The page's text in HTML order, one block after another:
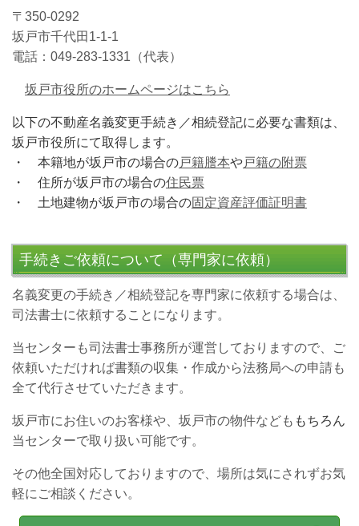
〒350-0292
坂戸市千代田1-1-1
電話：049-283-1331（代表）
坂戸市役所のホームページはこちら
以下の不動産名義変更手続き／相続登記に必要な書類は、
坂戸市役所にて取得します。
・ 本籍地が坂戸市の場合の戸籍謄本や戸籍の附票
・ 住所が坂戸市の場合の住民票
・ 土地建物が坂戸市の場合の固定資産評価証明書
手続きご依頼について（専門家に依頼）
名義変更の手続き／相続登記を専門家に依頼する場合は、
司法書士に依頼することになります。
当センターも司法書士事務所が運営しておりますので、ご
依頼いただければ書類の収集・作成から法務局への申請も
全て代行させていただきます。
坂戸市にお住いのお客様や、坂戸市の物件なども もちろん
当センターで取り扱い可能です。
その他全国対応しておりますので、場所は気にされずお気
軽にご相談ください。